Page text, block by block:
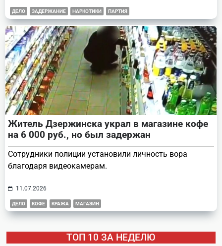
ДЕЛО ЗАДЕРЖАНИЕ НАРКОТИКИ ПАРТИЯ
Житель Дзержинска украл в магазине кофе
на 6 000 руб., но был задержан
Сотрудники полиции установили личность вора
благодаря видеокамерам.
11.07.2026
ДЕЛО КОФЕ КРАЖА МАГАЗИН
ТОП 10 ЗА НЕДЕЛЮ